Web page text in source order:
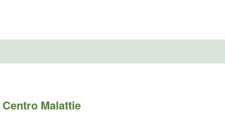
Centro Malattie